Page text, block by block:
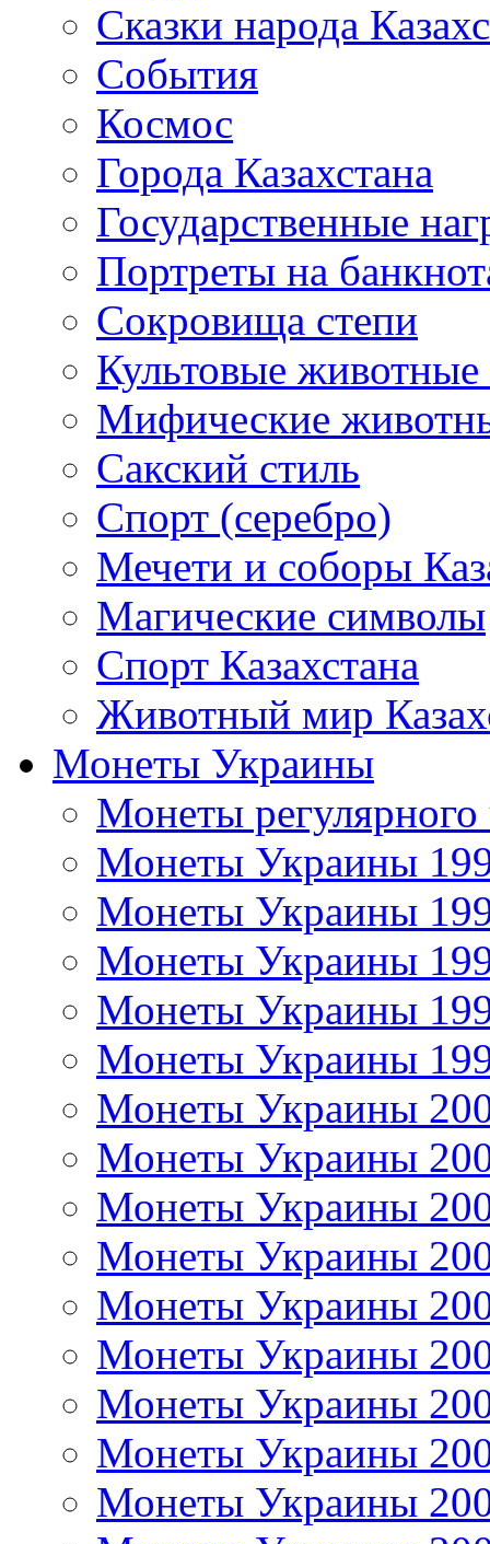
Сказки народа
События
Космос
Города Казахстана
Государственные
Портреты на
Сокровища степи
Культовые
Мифические
Сакский стиль
Спорт (серебро)
Мечети и соборы
Магические символы
Спорт Казахстана
Животный мир
Монеты Украины
Монеты регулярного
Монеты Украины
Монеты Украины
Монеты Украины
Монеты Украины
Монеты Украины
Монеты Украины
Монеты Украины
Монеты Украины
Монеты Украины
Монеты Украины
Монеты Украины
Монеты Украины
Монеты Украины
Монеты Украины